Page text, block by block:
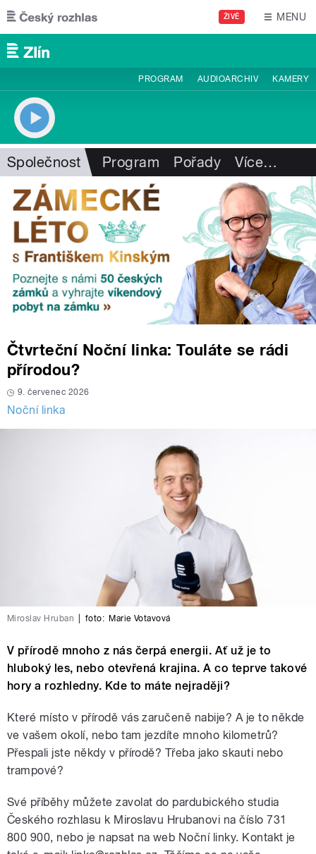
Přejít k hlavnímu obsahu
ŽIVĚ MENU
PROGRAM AUDIOARCHIV KAMERY
Společnost Program Pořady Více…
Čtvrteční Noční linka: Touláte se rádi
přírodou?
9. červenec 2026
Noční linka
Miroslav Hruban foto: Marie Votavová
V přírodě mnoho z nás čerpá energii. Ať už je to
hluboký les, nebo otevřená krajina. A co teprve takové
hory a rozhledny. Kde to máte nejraději?
Které místo v přírodě vás zaručeně nabije? A je to někde
ve vašem okolí, nebo tam jezdíte mnoho kilometrů?
Přespali jste někdy v přírodě? Třeba jako skauti nebo
trampové?
Své příběhy můžete zavolat do pardubického studia
Českého rozhlasu k Miroslavu Hrubanovi na číslo 731
800 900, nebo je napsat na web Noční linky. Kontakt je